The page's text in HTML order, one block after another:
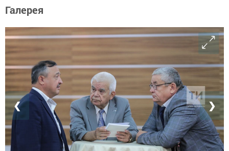
Галерея
❮ ❯